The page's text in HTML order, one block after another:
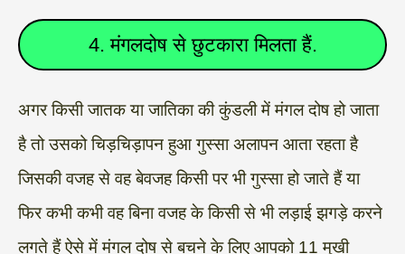
4. मंगलदोष से छुटकारा मिलता हैं.
अगर किसी जातक या जातिका की कुंडली में मंगल दोष हो जाता
है तो उसको चिड़चिड़ापन हुआ गुस्सा अलापन आता रहता है
जिसकी वजह से वह बेवजह किसी पर भी गुस्सा हो जाते हैं या
फिर कभी कभी वह बिना वजह के किसी से भी लड़ाई झगड़े करने
लगते हैं ऐसे में मंगल दोष से बचने के लिए आपको 11 मुखी